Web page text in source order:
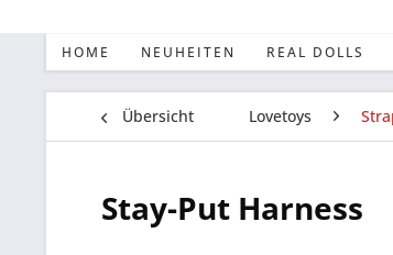
HOME NEUHEITEN REAL DOLLS
Übersicht Lovetoys
Stay-Put Harness